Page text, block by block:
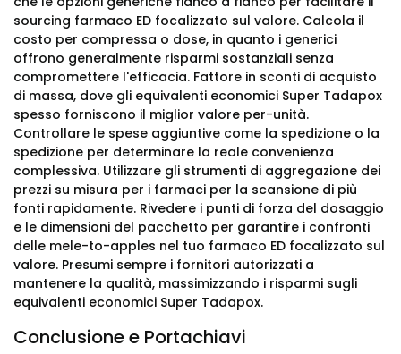
sourcing farmaco ED focalizzato sul valore. Calcola il
costo per compressa o dose, in quanto i generici
offrono generalmente risparmi sostanziali senza
compromettere l'efficacia. Fattore in sconti di acquisto
di massa, dove gli equivalenti economici Super Tadapox
spesso forniscono il miglior valore per-unità.
Controllare le spese aggiuntive come la spedizione o la
spedizione per determinare la reale convenienza
complessiva. Utilizzare gli strumenti di aggregazione dei
prezzi su misura per i farmaci per la scansione di più
fonti rapidamente. Rivedere i punti di forza del dosaggio
e le dimensioni del pacchetto per garantire i confronti
delle mele-to-apples nel tuo farmaco ED focalizzato sul
valore. Presumi sempre i fornitori autorizzati a
mantenere la qualità, massimizzando i risparmi sugli
equivalenti economici Super Tadapox.
Conclusione e Portachiavi